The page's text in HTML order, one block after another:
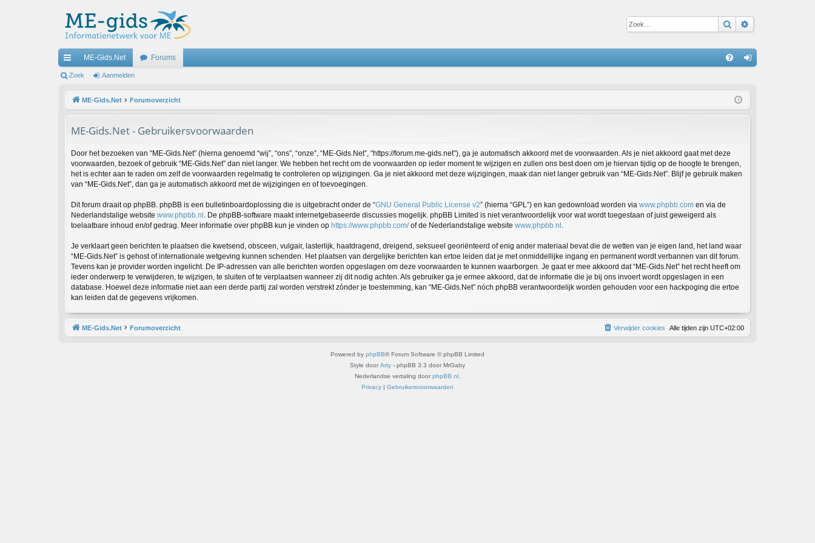
Zoek
ne
ME-Gids.Net Forums
m
Zoek Aanmelden
ME-Gids.Net Forumoverzicht
ME-Gids.Net - Gebruikersvoorwaarden
Door het bezoeken van “ME-Gids.Net” (hierna genoemd “wij”, “ons”, “onze”, “ME-Gids.Net”, “https://forum.me-gids.net”), ga je automatisch akkoord met de voorwaarden. Als je niet akkoord gaat met deze
voorwaarden, bezoek of gebruik “ME-Gids.Net” dan niet langer. We hebben het recht om de voorwaarden op ieder moment te wijzigen en zullen ons best doen om je hiervan tijdig op de hoogte te brengen,
het is echter aan te raden om zelf de voorwaarden regelmatig te controleren op wijzigingen. Ga je niet akkoord met deze wijzigingen, maak dan niet langer gebruik van “ME-Gids.Net”. Blijf je gebruik maken
van “ME-Gids.Net”, dan ga je automatisch akkoord met de wijzigingen en of toevoegingen.
Dit forum draait op phpBB. phpBB is een bulletinboardoplossing die is uitgebracht onder de “GNU General Public License v2” (hierna “GPL”) en kan gedownload worden via www.phpbb.com en via de
Nederlandstalige website www.phpbb.nl . De phpBB-software maakt internetgebaseerde discussies mogelijk. phpBB Limited is niet verantwoordelijk voor wat wordt toegestaan of juist geweigerd als
toelaatbare inhoud en/of gedrag. Meer informatie over phpBB kun je vinden op https://www.phpbb.com/of de Nederlandstalige website www.phpbb.nl
Je verklaart geen berichten te plaatsen die kwetsend, obsceen, vulgair, lasterlijk, haatdragend, dreigend, seksueel georiënteerd of enig ander materiaal bevat die de wetten van je eigen land, het land waar
“ME-Gids.Net” is gehost of internationale wetgeving kunnen schenden. Het plaatsen van dergelijke berichten kan ertoe leiden dat je met onmiddellijke ingang en permanent wordt verbannen van dit forum.
Tevens kan je provider worden ingelicht. De IP-adressen van alle berichten worden opgeslagen om deze voorwaarden te kunnen waarborgen. Je gaat er mee akkoord dat “ME-Gids.Net” het recht heeft om
ieder onderwerp te verwijderen, te wijzigen, te sluiten of te verplaatsen wanneer zij dit nodig achten. Als gebruiker ga je ermee akkoord, dat de informatie die je bij ons invoert wordt opgeslagen in een
database. Hoewel deze informatie niet aan een derde partij zal worden verstrekt zónder je toestemming, kan “ME-Gids.Net” nóch phpBB verantwoordelijk worden gehouden voor een hackpoging die ertoe
kan leiden dat de gegevens vrijkomen.
ME-Gids.Net Forumoverzicht Alle tijden zijn UTC+02:00
Verwijder cookies
Powered by phpBB® Forum Software © phpBB Limited
Style door Arty - phpBB 3.3 door MrGaby
Nederlandse vertaling door phpBB.nl
Privacy | Gebruikersvoorwaarden